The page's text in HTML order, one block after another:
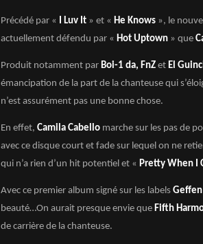
Précédé par « I Luv It » et « He Knows », le
actuellement défendu par « Hot Uptown » que
Produit notamment par Boi-1 da, FnZ et El
émancipation de la part de la chanteuse qui
n’est assurément pas une bonne chose.
En effet, Camila Cabello marche sur les pas de
avec ce disque court et fade sur lequel on ne
qui n’a rien d’un hit potentiel et « Pretty When I
Avec ce premier album signé sur les labels Geffen
beauté…On aurait presque envie que Fifth
de carrière de la chanteuse.